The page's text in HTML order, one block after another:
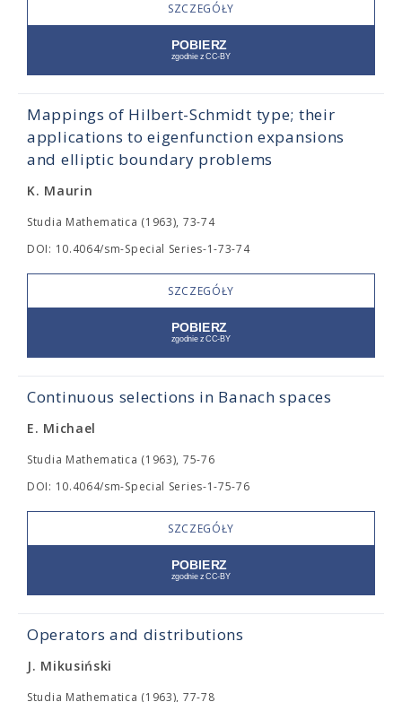
SZCZEGÓŁY
Mappings of Hilbert-Schmidt type; their
applications to eigenfunction expansions
and elliptic boundary problems
K. Maurin
Studia Mathematica (1963), 73-74
DOI: 10.4064/sm-Special Series-1-73-74
SZCZEGÓŁY
Continuous selections in Banach spaces
E. Michael
Studia Mathematica (1963), 75-76
DOI: 10.4064/sm-Special Series-1-75-76
SZCZEGÓŁY
Operators and distributions
J. Mikusiński
Studia Mathematica (1963), 77-78